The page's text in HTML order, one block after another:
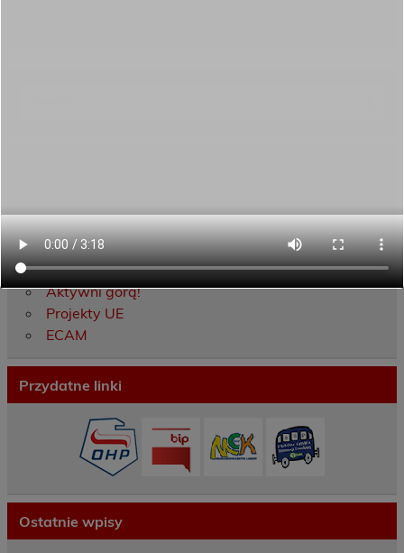
Zamówienia publiczne
Oferta programowa
Rekrutacja
Aktywni górą!
Projekty UE
ECAM
Przydatne linki
Ostatnie wpisy